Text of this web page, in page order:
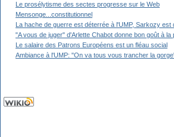
Le prosélytisme des sectes progresse sur le Web
Mensonge...constitutionnel
La hache de guerre est déterrée à l'UMP, Sarkozy est
"A vous de juger" d'Arlette Chabot donne bon goût à la
Le salaire des Patrons Européens est un fléau social
Ambiance à l'UMP: "On va tous vous trancher la